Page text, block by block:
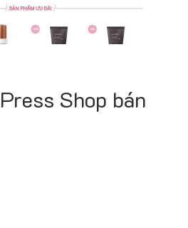
Shop bán